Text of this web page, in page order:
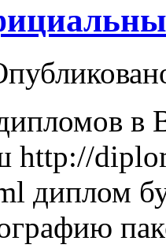
в
http://
диплом